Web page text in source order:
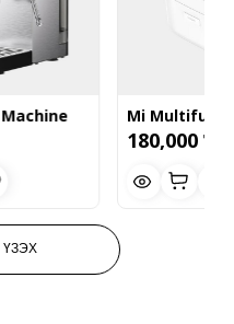
Mi Multifunctional Rice
ҮЗЭХ